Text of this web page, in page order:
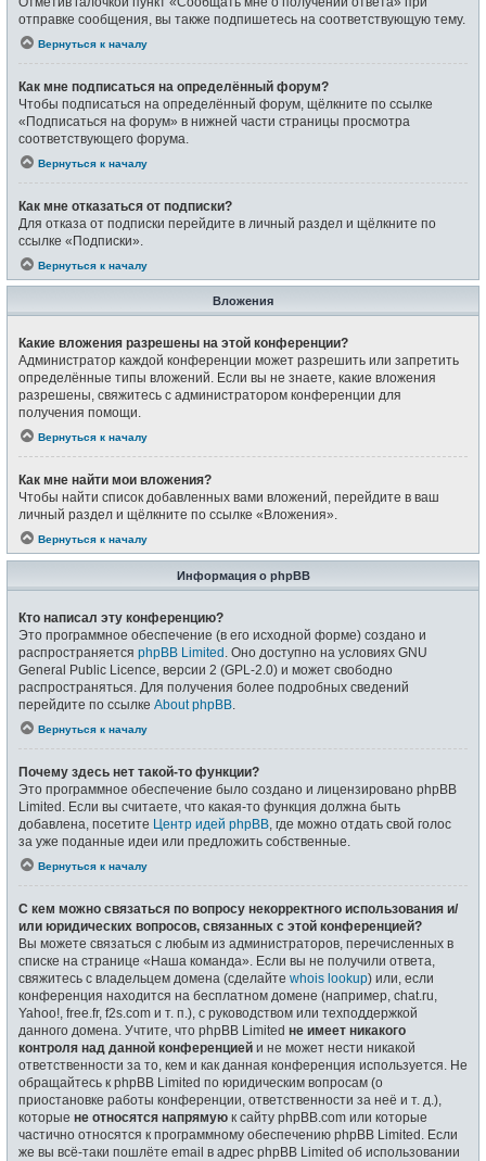
отправке сообщения, вы также подпишетесь на соответствующую тему.
Вернуться к началу
Как мне подписаться на определённый форум?
Чтобы подписаться на определённый форум, щёлкните по ссылке
«Подписаться на форум» в нижней части страницы просмотра
соответствующего форума.
Вернуться к началу
Как мне отказаться от подписки?
Для отказа от подписки перейдите в личный раздел и щёлкните по
ссылке «Подписки».
Вернуться к началу
Вложения
Какие вложения разрешены на этой конференции?
Администратор каждой конференции может разрешить или запретить
определённые типы вложений. Если вы не знаете, какие вложения
разрешены, свяжитесь с администратором конференции для
получения помощи.
Вернуться к началу
Как мне найти мои вложения?
Чтобы найти список добавленных вами вложений, перейдите в ваш
личный раздел и щёлкните по ссылке «Вложения».
Вернуться к началу
Информация о phpBB
Кто написал эту конференцию?
Это программное обеспечение (в его исходной форме) создано и
распространяется phpBB Limited . Оно доступно на условиях GNU
General Public Licence, версии 2 (GPL-2.0) и может свободно
распространяться. Для получения более подробных сведений
перейдите по ссылке About phpBB
Вернуться к началу
Почему здесь нет такой-то функции?
Это программное обеспечение было создано и лицензировано phpBB
Limited. Если вы считаете, что какая-то функция должна быть
добавлена, посетите Центр идей phpBB , где можно отдать свой голос
за уже поданные идеи или предложить собственные.
Вернуться к началу
С кем можно связаться по вопросу некорректного использования и/
или юридических вопросов, связанных с этой конференцией?
Вы можете связаться с любым из администраторов, перечисленных в
списке на странице «Наша команда». Если вы не получили ответа,
свяжитесь с владельцем домена (сделайте whois lookup) или, если
конференция находится на бесплатном домене (например, chat.ru,
Yahoo!, free.fr, f2s.com и т. п.), с руководством или техподдержкой
данного домена. Учтите, что phpBB Limited не имеет никакого
контроля над данной конференцией и не может нести никакой
ответственности за то, кем и как данная конференция используется. Не
обращайтесь к phpBB Limited по юридическим вопросам (о
приостановке работы конференции, ответственности за неё и т. д.),
которые не относятся напрямую к сайту phpBB.com или которые
частично относятся к программному обеспечению phpBB Limited. Если
же вы всё-таки пошлёте email в адрес phpBB Limited об использовании